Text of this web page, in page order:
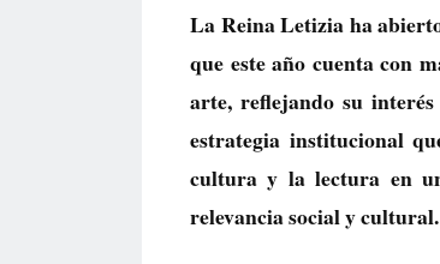
La Reina Letizia ha
que este año cuenta con
arte, reflejando su
estrategia institucional
cultura y la lectura en
relevancia social y cultural.